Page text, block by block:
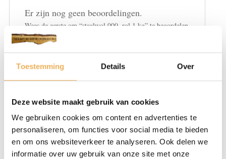
Toestemming Details Over
Deze website maakt gebruik van cookies
We gebruiken cookies om content en advertenties te
personaliseren, om functies voor social media te bieden
en om ons websiteverkeer te analyseren. Ook delen we
informatie over uw gebruik van onze site met onze
Er zijn nog geen beoordelingen.
Wees de eerste om “staalwol 000, rol 1 kg” te beoordelen
Je e-mailadres wordt niet gepubliceerd.
Vereiste velden zijn gemarkeerd met*
Je waardering*